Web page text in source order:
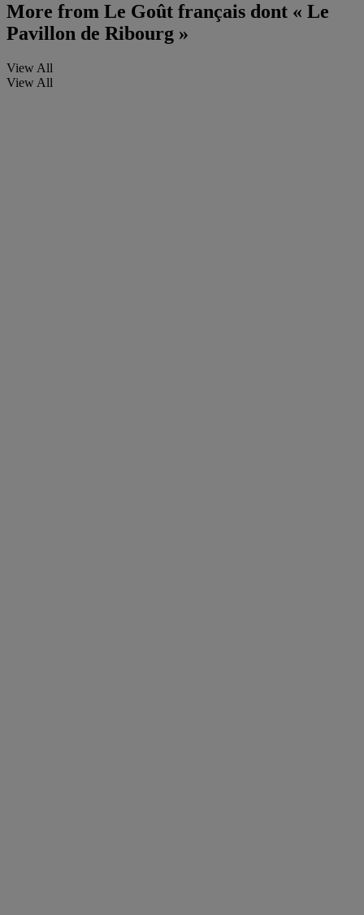
More from Le Goût français dont « Le
Pavillon de Ribourg »
View All
View All